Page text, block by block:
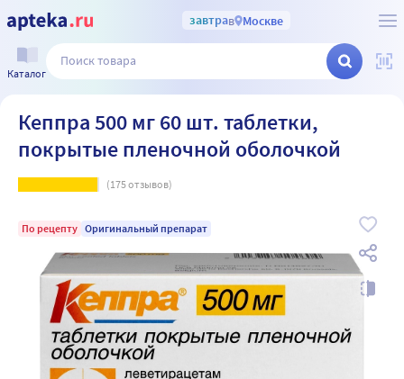
завтрав Москве
Каталог
Кеппра 500 мг 60 шт. таблетки,
покрытые пленочной оболочкой
(175отзывов)
По рецепту Оригинальный препарат